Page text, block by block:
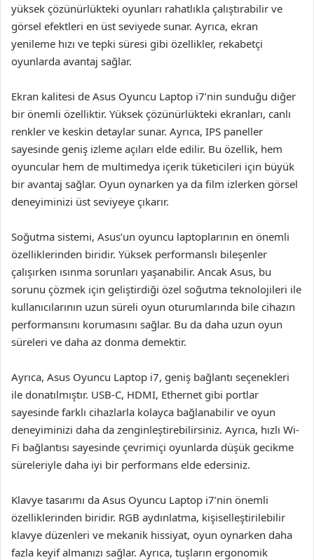
yüksek çözünürlükteki oyunları rahatlıkla çalıştırabilir ve
görsel efektleri en üst seviyede sunar. Ayrıca, ekran
yenileme hızı ve tepki süresi gibi özellikler, rekabetçi
oyunlarda avantaj sağlar.
Ekran kalitesi de Asus Oyuncu Laptop i7’nin sunduğu diğer
bir önemli özelliktir. Yüksek çözünürlükteki ekranları, canlı
renkler ve keskin detaylar sunar. Ayrıca, IPS paneller
sayesinde geniş izleme açıları elde edilir. Bu özellik, hem
oyuncular hem de multimedya içerik tüketicileri için büyük
bir avantaj sağlar. Oyun oynarken ya da film izlerken görsel
deneyiminizi üst seviyeye çıkarır.
Soğutma sistemi, Asus’un oyuncu laptoplarının en önemli
özelliklerinden biridir. Yüksek performanslı bileşenler
çalışırken ısınma sorunları yaşanabilir. Ancak Asus, bu
sorunu çözmek için geliştirdiği özel soğutma teknolojileri ile
kullanıcılarının uzun süreli oyun oturumlarında bile cihazın
performansını korumasını sağlar. Bu da daha uzun oyun
süreleri ve daha az donma demektir.
Ayrıca, Asus Oyuncu Laptop i7, geniş bağlantı seçenekleri
ile donatılmıştır. USB-C, HDMI, Ethernet gibi portlar
sayesinde farklı cihazlarla kolayca bağlanabilir ve oyun
deneyiminizi daha da zenginleştirebilirsiniz. Ayrıca, hızlı Wi-
Fi bağlantısı sayesinde çevrimiçi oyunlarda düşük gecikme
süreleriyle daha iyi bir performans elde edersiniz.
Klavye tasarımı da Asus Oyuncu Laptop i7’nin önemli
özelliklerinden biridir. RGB aydınlatma, kişiselleştirilebilir
klavye düzenleri ve mekanik hissiyat, oyun oynarken daha
fazla keyif almanızı sağlar. Ayrıca, tuşların ergonomik